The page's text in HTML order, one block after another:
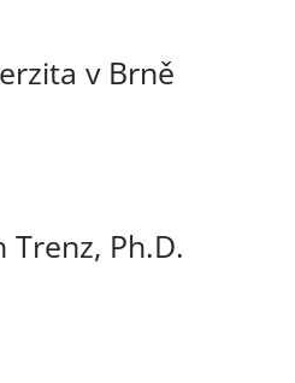
v Brně
Ph.D.